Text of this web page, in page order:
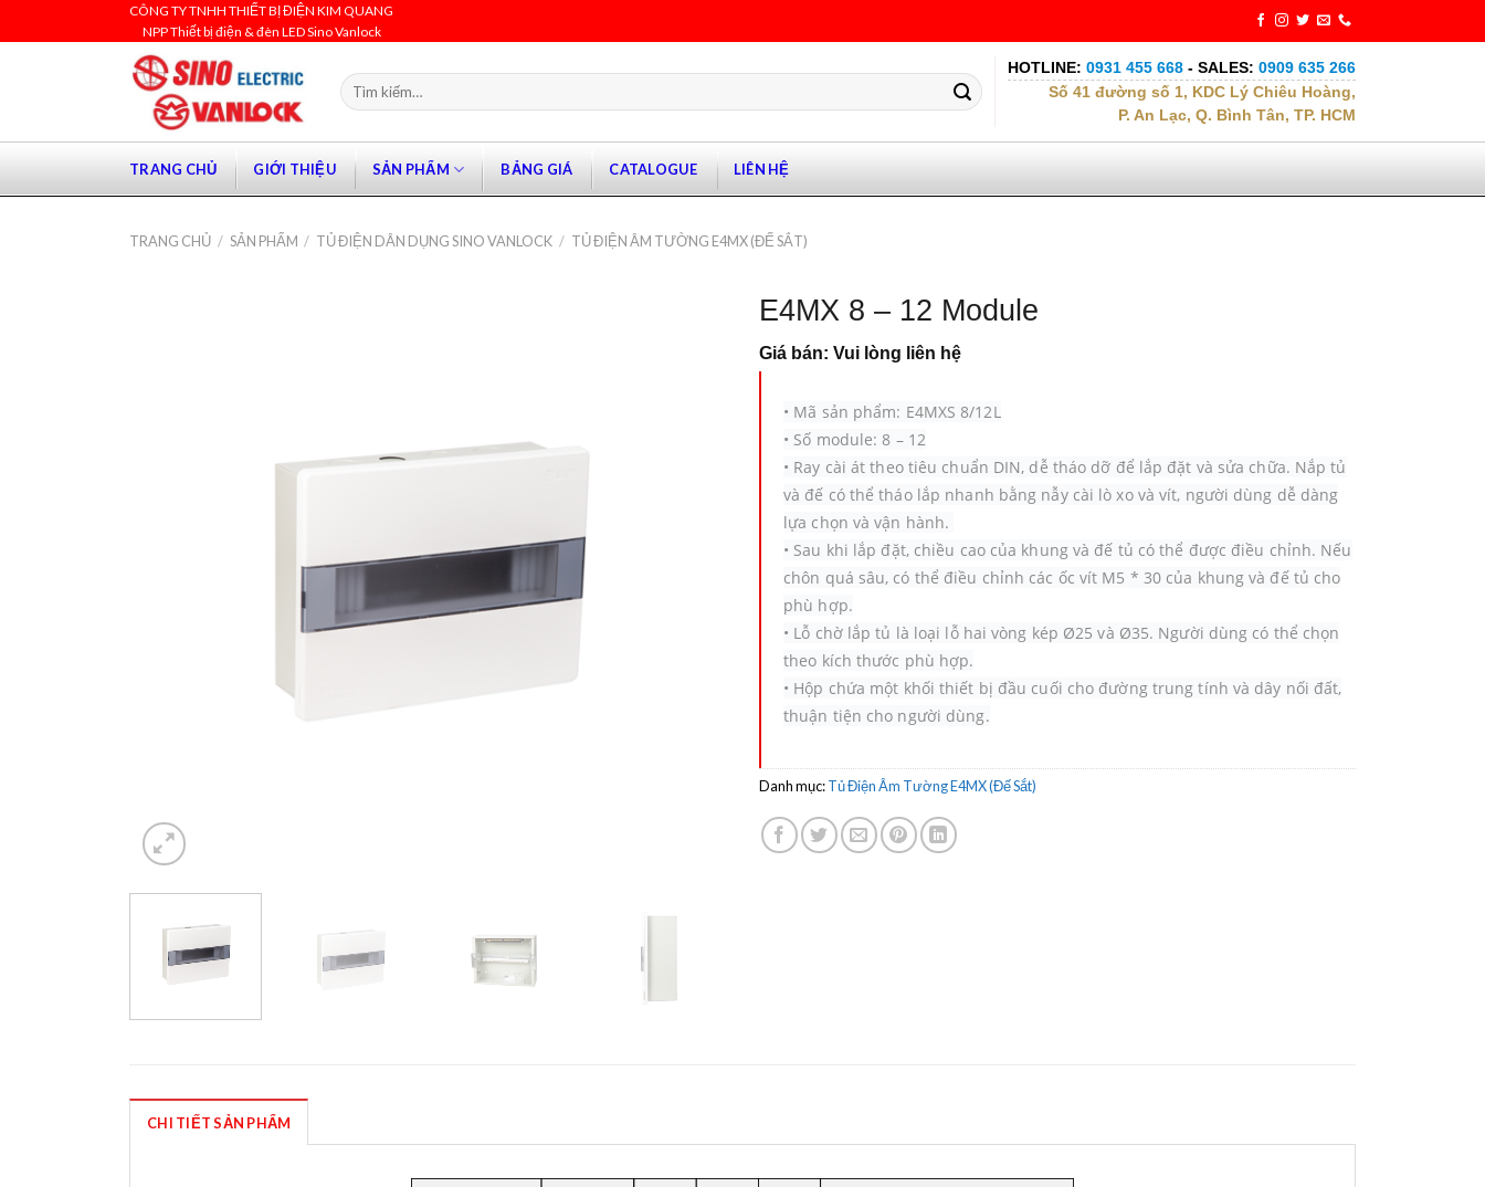
to
CÔNG TY TNHH THIẾT BỊ ĐIỆN KIM QUANG
NPP Thiết bị điện & đèn LED Sino Vanlock
Tìm
kiếm:
HOTLINE: 0931 455 668 - SALES: 0909 635 266
Số 41 đường số 1, KDC Lý Chiêu Hoàng,
P. An Lạc, Q. Bình Tân, TP. HCM
TRANG CHỦ GIỚI THIỆU SẢN PHẨM BẢNG GIÁ CATALOGUE LIÊN HỆ
TRANG CHỦ / SẢN PHẨM / TỦ ĐIỆN DÂN DỤNG SINO VANLOCK / TỦ ĐIỆN ÂM TƯỜNG E4MX (ĐẾ SẮT)
E4MX 8 – 12 Module
Giá bán: Vui lòng liên hệ
• Mã sản phẩm: E4MXS 8/12L
• Số module: 8 – 12
• Ray cài át theo tiêu chuẩn DIN, dễ tháo dỡ để lắp đặt và sửa chữa. Nắp tủ
và đế có thể tháo lắp nhanh bằng nẫy cài lò xo và vít, người dùng dễ dàng
lựa chọn và vận hành.
• Sau khi lắp đặt, chiều cao của khung và đế tủ có thể được điều chỉnh. Nếu
chôn quá sâu, có thể điều chỉnh các ốc vít M5 * 30 của khung và đế tủ cho
phù hợp.
• Lỗ chờ lắp tủ là loại lỗ hai vòng kép Ø25 và Ø35. Người dùng có thể chọn
theo kích thước phù hợp.
• Hộp chứa một khối thiết bị đầu cuối cho đường trung tính và dây nối đất,
thuận tiện cho người dùng.
Danh mục:Tủ Điện Âm Tường E4MX (Đế Sắt)
CHI TIẾT SẢN PHẨM